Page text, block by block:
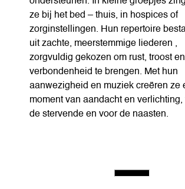
ze bij het bed – thuis, in hospices of
zorginstellingen. Hun repertoire
uit zachte, meerstemmige liederen ,
zorgvuldig gekozen om rust, troost en
verbondenheid te brengen. Met hun
aanwezigheid en muziek creëren ze
moment van aandacht en verlichting,
de stervende en voor de naasten.